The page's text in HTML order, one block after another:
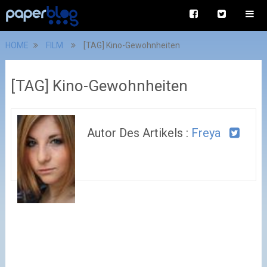
HOME FILM [TAG] Kino-Gewohnheiten
[TAG] Kino-Gewohnheiten
Autor Des Artikels : Freya